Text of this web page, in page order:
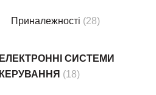
Приналежності (28)
ЕЛЕКТРОННІ СИСТЕМИ
КЕРУВАННЯ (18)